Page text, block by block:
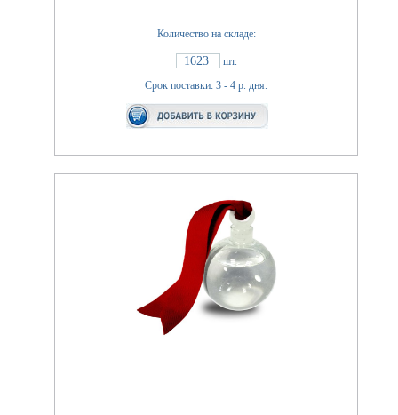
Количество на складе:
1623
шт.
Срок поставки: 3 - 4 р. дня.